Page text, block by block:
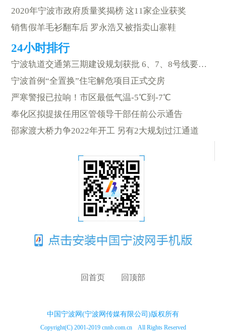
2020年宁波市政府质量奖揭榜 这11家企业获奖
销售假羊毛衫翻车后 罗永浩又被指卖山寨鞋
宁波轨道交通第三期建设规划获批 6、7、8号线要来啦
宁波首例“全置换”住宅解危项目正式交房
严寒警报已拉响！市区最低气温-5℃到-7℃
奉化区拟提拔任用区管领导干部任前公示通告
邵家渡大桥力争2022年开工 另有2大规划过江通道
回首页 回顶部
中国宁波网(宁波网传媒有限公司)版权所有
Copyright(C) 2001-2019 cnnb.com.cn All Rights Reserved